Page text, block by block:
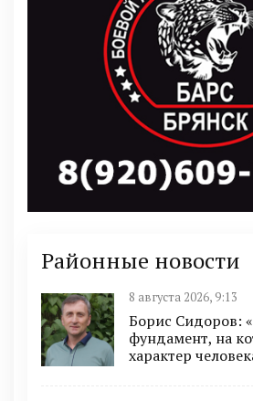
Районные новости
8 августа 2026, 9:13
Борис Сидоров:
фундамент, на
характер